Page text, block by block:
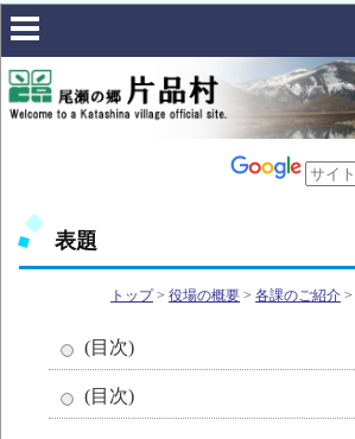
表題
トップ> 役場の概要 > 各課のご紹介 >
(目次)
(目次)